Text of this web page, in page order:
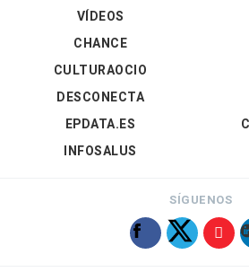
VÍDEOS
CHANCE
CULTURAOCIO
DESCONECTA
EPDATA.ES
INFOSALUS
SÍGUENOS